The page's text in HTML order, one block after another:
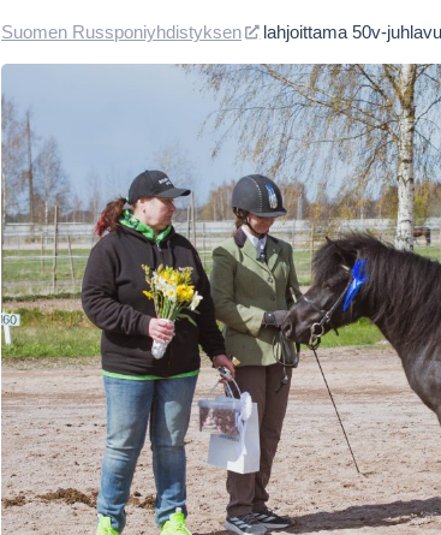
Suomen Russponiyhdistyksen lahjoittama 50v-